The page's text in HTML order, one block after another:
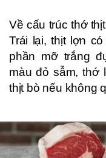
Về cấu trúc thớ
Trái lại, thịt lợn
phần mỡ trắng
màu đỏ sẫm, thớ
thịt bò nếu không